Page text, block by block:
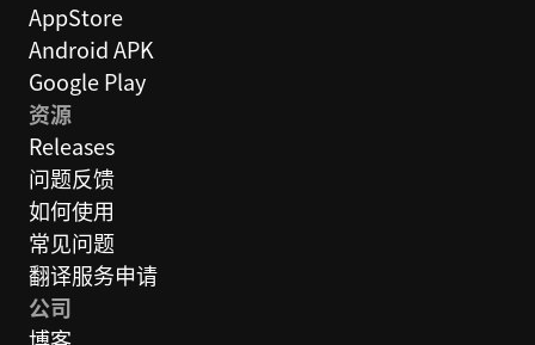
AppStore
Android APK
Google Play
资源
Releases
问题反馈
如何使用
常见问题
翻译服务申请
公司